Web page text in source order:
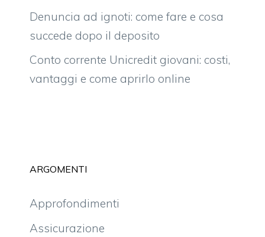
Denuncia ad ignoti: come fare e cosa
succede dopo il deposito
Conto corrente Unicredit giovani: costi,
vantaggi e come aprirlo online
ARGOMENTI
Approfondimenti
Assicurazione